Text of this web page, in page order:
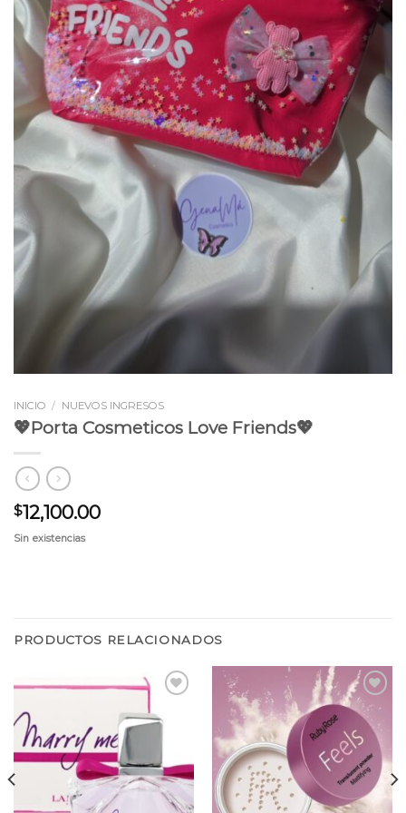
INICIO / NUEVOS INGRESOS
💖Porta Cosmeticos Love Friends💖
$12,100.00
Sin existencias
PRODUCTOS RELACIONADOS
de
deseos
Añadir
a la
lista
de
deseos